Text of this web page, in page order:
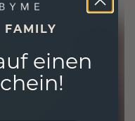
einen